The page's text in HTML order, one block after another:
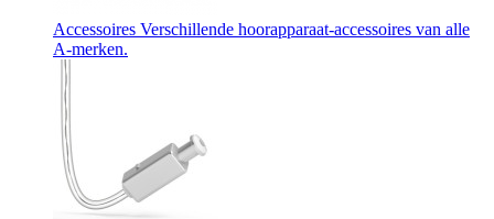
Accessoires Verschillende hoorapparaat-accessoires van alle
A-merken.